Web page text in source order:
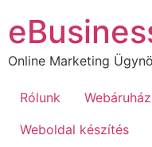
tartalomhoz
Online Marketing
Rólunk
Weboldal készítés